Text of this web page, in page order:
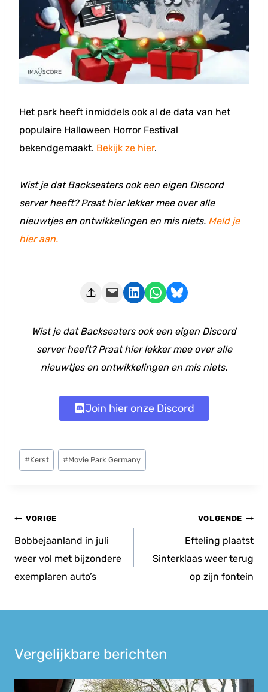
Het park heeft inmiddels ook al de data van het
populaire Halloween Horror Festival
bekendgemaakt. Bekijk ze hier.
Wist je dat Backseaters ook een eigen Discord
server heeft? Praat hier lekker mee over alle
nieuwtjes en ontwikkelingen en mis niets. Meld je
hier aan.
Deze pagina e-mailen Delen op LinkedIn Delen via WhatsApp Share on Bluesky
Wist je dat Backseaters ook een eigen Discord
server heeft? Praat hier lekker mee over alle
nieuwtjes en ontwikkelingen en mis niets.
Join hier onze Discord
Bericht
tags:
#Kerst #Movie Park Germany
Bericht
navigatie
VORIGE
Bobbejaanland in juli
weer vol met bijzondere
exemplaren auto’s
VOLGENDE
Efteling plaatst
Sinterklaas weer terug
op zijn fontein
Vergelijkbare berichten